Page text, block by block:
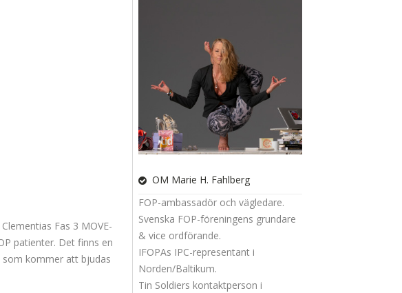
Fas 3 MOVE-
patienter. Det finns en
som kommer att bjudas
OM Marie H. Fahlberg
FOP-ambassadör och vägledare.
Svenska FOP-föreningens grundare
& vice ordförande.
IFOPAs IPC-representant i
Norden/Baltikum.
Tin Soldiers kontaktperson i